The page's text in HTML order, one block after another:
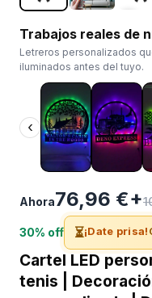
Trabajos reales de
Letreros personalizados
iluminados antes del tuyo.
‹
Ahora76,96 €+
30% off ⏳¡Date prisa!
Cartel LED
tenis |